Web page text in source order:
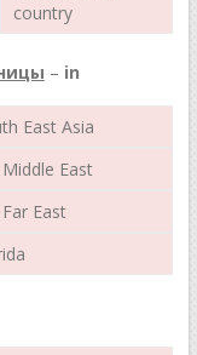
country
– in
East Asia
East
East